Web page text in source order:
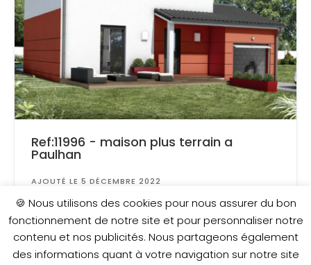
Ref:11996 - maison plus terrain a
Paulhan
AJOUTÉ LE 5 DÉCEMBRE 2022
Surface: 300 m²
237 400 €
🍪 Nous utilisons des cookies pour nous assurer du bon
fonctionnement de notre site et pour personnaliser notre
contenu et nos publicités. Nous partageons également
des informations quant à votre navigation sur notre site